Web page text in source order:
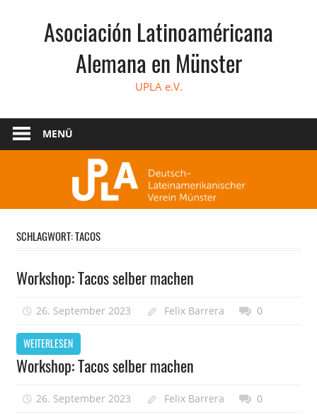
Asociación Latinoaméricana
Alemana en Münster
UPLA e.V.
MENÜ
SCHLAGWORT:TACOS
Workshop: Tacos selber machen
26. September 2023 Felix Barrera 0
WEITERLESEN
Workshop: Tacos selber machen
26. September 2023 Felix Barrera 0